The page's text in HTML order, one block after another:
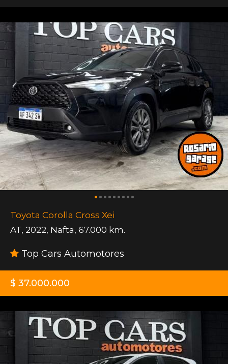
Toyota Corolla Cross Xei
AT, 2022, Nafta, 67.000 km.
Top Cars Automotores
$ 37.000.000